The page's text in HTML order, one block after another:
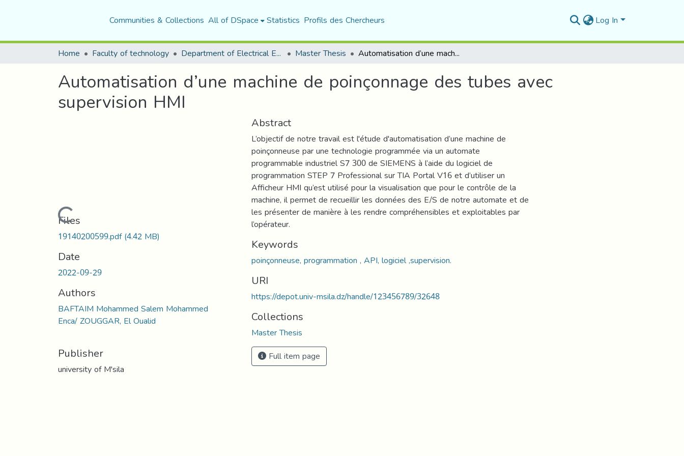
Communities & Collections All of DSpace Statistics Profils des Chercheurs Log In
Home Faculty of technology Department of Electrical Engineering Master Thesis Automatisation d’une machine de poinçonnage des tubes avec supervision HMI
Automatisation d’une machine de poinçonnage des tubes avec
supervision HMI
Loading...
Files
19140200599.pdf(4.42 MB)
Date
2022-09-29
Authors
BAFTAIM Mohammed Salem Mohammed
Enca/ ZOUGGAR, El Oualid
Publisher
university of M'sila
Abstract
L’objectif de notre travail est l'étude d'automatisation d’une machine de
poinçonneuse par une technologie programmée via un automate
programmable industriel S7 300 de SIEMENS à l’aide du logiciel de
programmation STEP 7 Professional sur TIA Portal V16 et d’utiliser un
Afficheur HMI qu’est utilisé pour la visualisation que pour le contrôle de la
machine, il permet de recueillir les données des E/S de notre automate et de
les présenter de manière à les rendre compréhensibles et exploitables par
l’opérateur.
Keywords
poinçonneuse, programmation , API, logiciel ,supervision.
URI
https://depot.univ-msila.dz/handle/123456789/32648
Collections
Master Thesis
Full item page